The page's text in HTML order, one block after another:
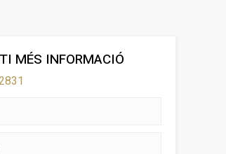
MÉS INFORMACIÓ